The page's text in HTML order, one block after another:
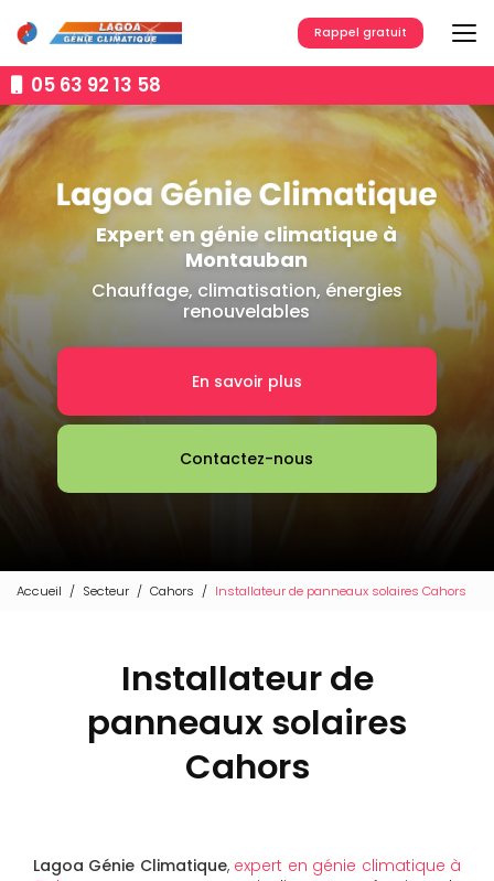
au
contenu
principal05 63 92 13 58
Rappel gratuit
Expert en génie climatique à
Montauban
Chauffage, climatisation, énergies
renouvelables
En savoir plus
Contactez-nous
Accueil Secteur Cahors Installateur de panneaux solaires Cahors
Installateur de
panneaux solaires
Cahors
Lagoa Génie Climatique, expert en génie climatique à